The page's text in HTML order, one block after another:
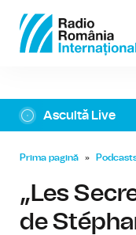
Ascultă Live
Prima pagină »
„Les
de